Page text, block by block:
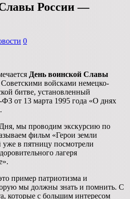
России —
0
День воинской Славы
войсками немецко-
битве, установленный
от 13 марта 1995 года «О днях
мы проводим экскурсию по
фильм «Герои земли
в пятницу посмотрели
лагеря
пример патриотизма и
мы должны знать и помнить. С
которые с большим интересом